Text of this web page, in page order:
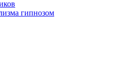
гипнозом